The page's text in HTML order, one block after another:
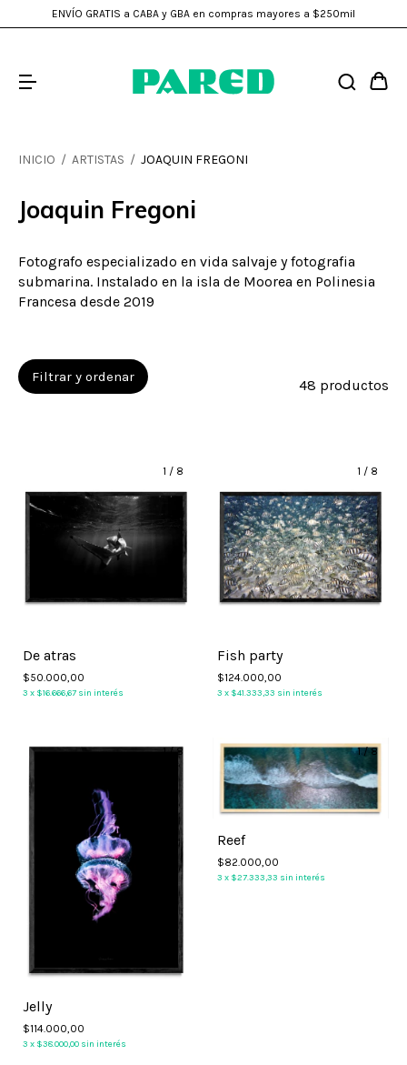
ENVÍO GRATIS a CABA y GBA en compras mayores a $250mil
INICIO / ARTISTAS / JOAQUIN FREGONI
Joaquin Fregoni
Fotografo especializado en vida salvaje y fotografia
submarina. Instalado en la isla de Moorea en Polinesia
Francesa desde 2019
Filtrar y ordenar 48 productos
1 / 8
De atras
$50.000,00
3 x $16.666,67 sin interés
1 / 8
Fish party
$124.000,00
3 x $41.333,33 sin interés
1/8
Jelly
$114.000,00
3 x $38.000,00 sin interés
1/8
Reef
$82.000,00
3 x $27.333,33 sin interés